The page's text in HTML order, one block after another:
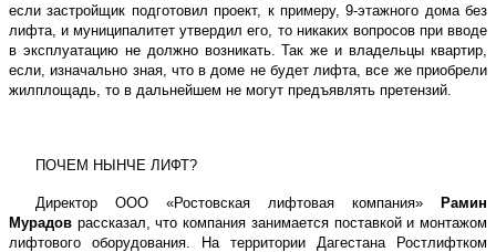
если застройщик подготовил проект, к примеру, 9-этажного дома без
лифта, и муниципалитет утвердил его, то никаких вопросов при вводе
в эксплуатацию не должно возникать. Так же и владельцы квартир,
если, изначально зная, что в доме не будет лифта, все же приобрели
жилплощадь, то в дальнейшем не могут предъявлять претензий.
ПОЧЕМ НЫНЧЕ ЛИФТ?
Директор ООО «Ростовская лифтовая компания»
Рамин
Мурадов рассказал, что компания занимается поставкой и монтажом
лифтового оборудования. На территории Дагестана Ростлифтком